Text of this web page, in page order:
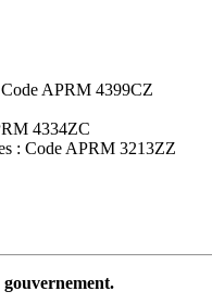
APRM 4399CZ
4334ZC
: Code APRM 3213ZZ